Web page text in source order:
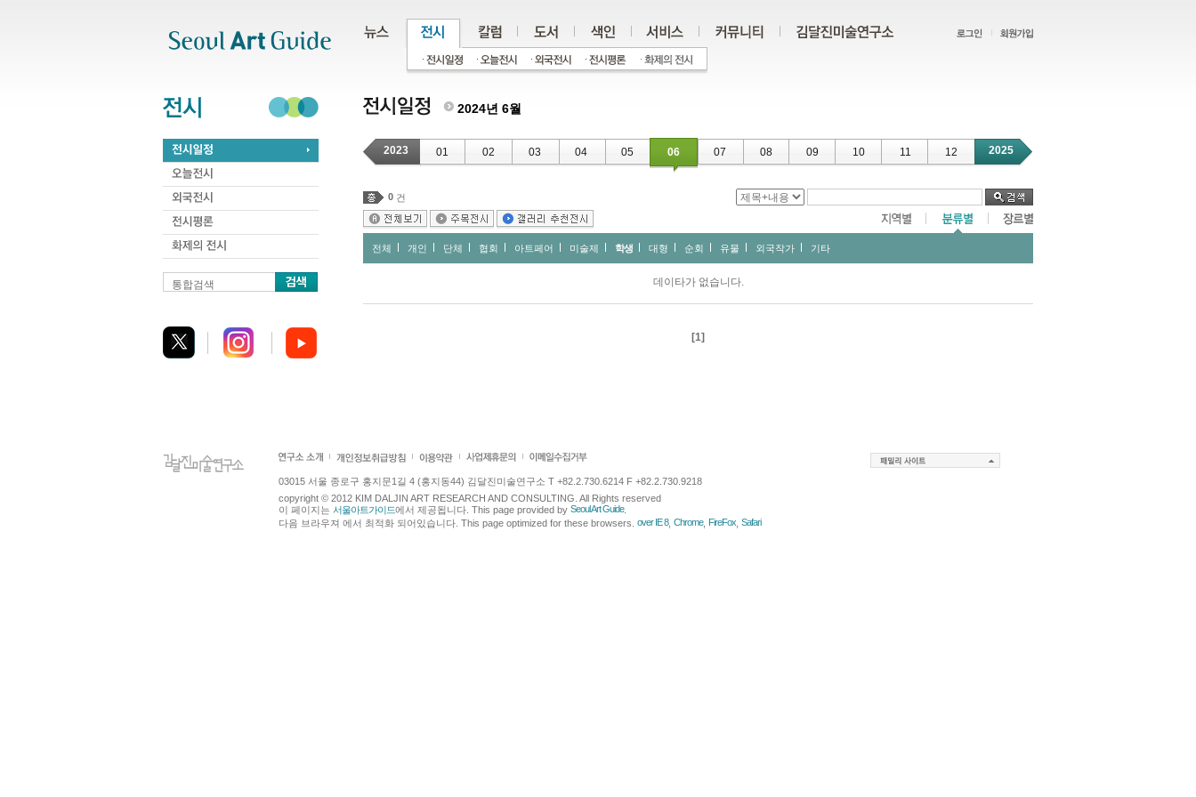
통합검색
2024년 6월
2023 01 02 03 04 05 06 07 08 09 10 11 12 2025
0 건
전체 개인 단체 협회 아트페어 미술제 학생 대형 순회 유물 외국작가 기타
데이타가 없습니다.
[1]
03015 서울 종로구 홍지문1길 4 (홍지동44) 김달진미술연구소 T +82.2.730.6214 F +82.2.730.9218
copyright © 2012 KIM DALJIN ART RESEARCH AND CONSULTING. All Rights reserved
이 페이지는 서울아트가이드에서 제공됩니다. This page provided by Seoul Art Guide.
다음 브라우져 에서 최적화 되어있습니다. This page optimized for these browsers. over IE 8, Chrome, FireFox Safari